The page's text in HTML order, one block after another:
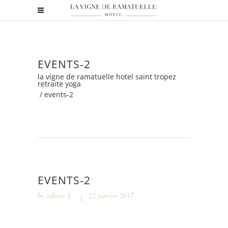
EVENTS-2
la vigne de ramatuelle hotel saint tropez
retraite yoga
/ events-2
EVENTS-2
by admin 22 janvier 2017